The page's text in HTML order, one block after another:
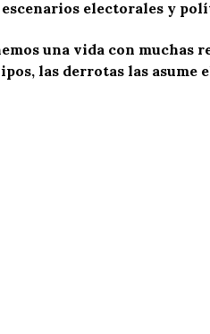
electorales y
una vida con muchas
las derrotas las